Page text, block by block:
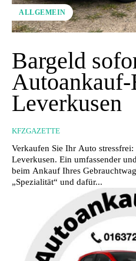
ALLGEMEIN
Bargeld
Leverkusen
KFZGAZETTE
Verkaufen Sie Ihr Auto
Leverkusen. Ein umfassender
beim Ankauf Ihres
„Spezialität“ und dafür...